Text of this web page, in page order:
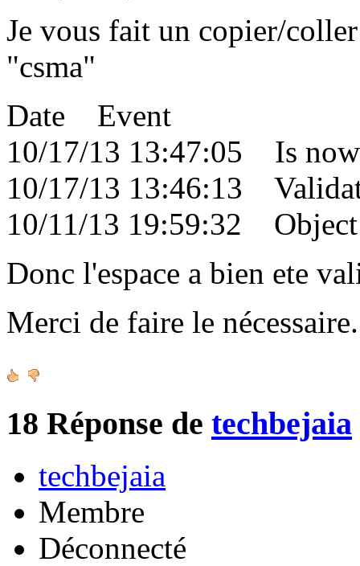
Je vous fait un copier/
"csma"
Date Event
10/17/13 13:47:05 Is
10/17/13 13:46:13
10/11/13 19:59:32
Donc l'espace a bien ete
Merci de faire le
18 Réponse de techbejaia
techbejaia
Membre
Déconnecté